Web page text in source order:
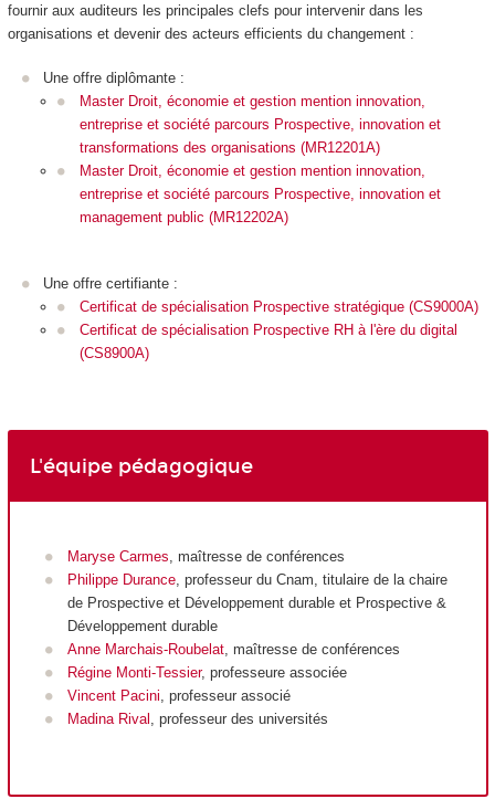
fournir aux auditeurs les principales clefs pour intervenir dans les
organisations et devenir des acteurs efficients du changement :
Une offre diplômante :
Master Droit, économie et gestion mention innovation,
entreprise et société parcours Prospective, innovation et
transformations des organisations (MR12201A)
Master Droit, économie et gestion mention innovation,
entreprise et société parcours Prospective, innovation et
management public (MR12202A)
Une offre certifiante :
Certificat de spécialisation Prospective stratégique (CS9000A)
Certificat de spécialisation Prospective RH à l'ère du digital
(CS8900A)
L'équipe pédagogique
Maryse Carmes , maîtresse de conférences
Philippe Durance, professeur du Cnam, titulaire de la chaire
de Prospective et Développement durable et Prospective &
Développement durable
Anne Marchais-Roubelat, maîtresse de conférences
Régine Monti-Tessier, professeure associée
Vincent Pacini , professeur associé
Madina Rival
, professeur des universités